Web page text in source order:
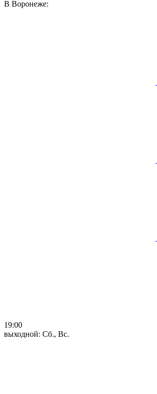
В Воронеже:
19:00
выходной: Сб., Вс.